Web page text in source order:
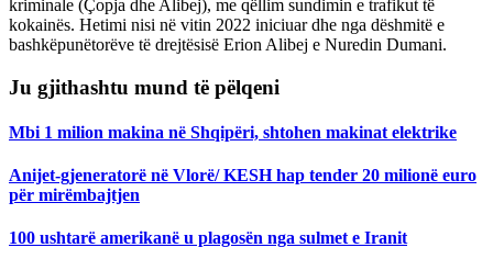
kriminale (Çopja dhe Alibej), me qëllim sundimin e trafikut të
kokainës. Hetimi nisi në vitin 2022 iniciuar dhe nga dëshmitë e
bashkëpunëtorëve të drejtësisë Erion Alibej e Nuredin Dumani.
Ju gjithashtu mund të pëlqeni
Mbi 1 milion makina në Shqipëri, shtohen makinat elektrike
Anijet-gjeneratorë në Vlorë/ KESH hap tender 20 milionë euro
për mirëmbajtjen
100 ushtarë amerikanë u plagosën nga sulmet e Iranit